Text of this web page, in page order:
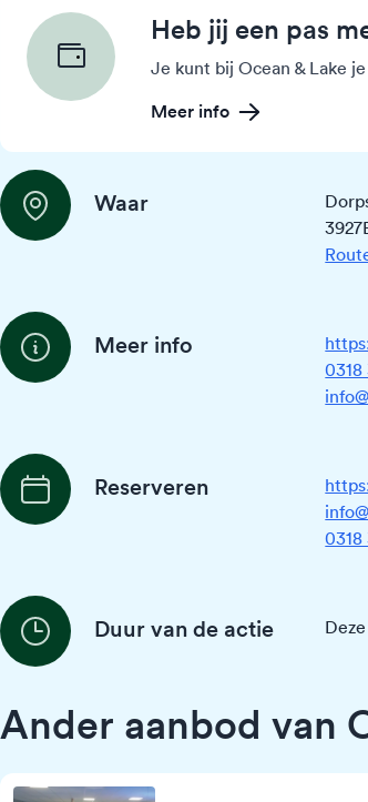
Heb jij een pas
Je kunt bij Ocean & Lake
Meer info
Waar
Meer info
Reserveren
Duur van de actie
Ander aanbod van